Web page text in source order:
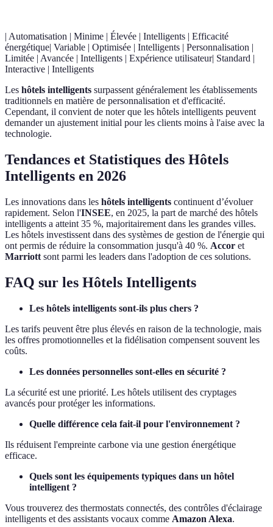
| Automatisation | Minime | Élevée | Intelligents | Efficacité
énergétique| Variable | Optimisée | Intelligents | Personnalisation |
Limitée | Avancée | Intelligents | Expérience utilisateur| Standard |
Interactive | Intelligents
Les hôtels intelligents surpassent généralement les établissements
traditionnels en matière de personnalisation et d'efficacité.
Cependant, il convient de noter que les hôtels intelligents peuvent
demander un ajustement initial pour les clients moins à l'aise avec la
technologie.
Tendances et Statistiques des Hôtels
Intelligents en 2026
Les innovations dans les hôtels intelligents continuent d’évoluer
rapidement. Selon l'INSEE, en 2025, la part de marché des hôtels
intelligents a atteint 35 %, majoritairement dans les grandes villes.
Les hôtels investissent dans des systèmes de gestion de l'énergie qui
ont permis de réduire la consommation jusqu'à 40 %. Accor et
Marriott sont parmi les leaders dans l'adoption de ces solutions.
FAQ sur les Hôtels Intelligents
Les hôtels intelligents sont-ils plus chers ?
Les tarifs peuvent être plus élevés en raison de la technologie, mais
les offres promotionnelles et la fidélisation compensent souvent les
coûts.
Les données personnelles sont-elles en sécurité ?
La sécurité est une priorité. Les hôtels utilisent des cryptages
avancés pour protéger les informations.
Quelle différence cela fait-il pour l'environnement ?
Ils réduisent l'empreinte carbone via une gestion énergétique
efficace.
Quels sont les équipements typiques dans un hôtel
intelligent ?
Vous trouverez des thermostats connectés, des contrôles d'éclairage
intelligents et des assistants vocaux comme Amazon Alexa.